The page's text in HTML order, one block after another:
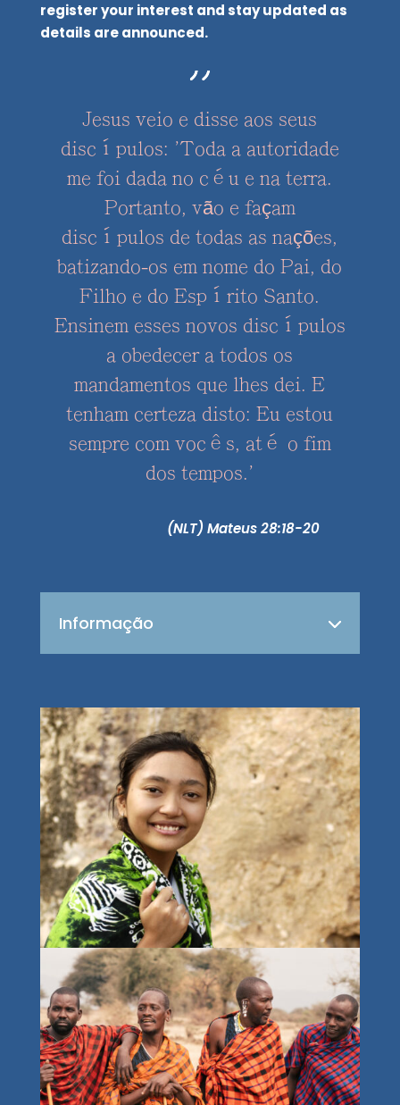
register your interest and stay updated as
details are announced.
Jesus veio e disse aos seus
discípulos: 'Toda a autoridade
me foi dada no céu e na terra.
Portanto, vão e façam
discípulos de todas as nações,
batizando-os em nome do Pai, do
Filho e do Espírito Santo.
Ensinem esses novos discípulos
a obedecer a todos os
mandamentos que lhes dei. E
tenham certeza disto: Eu estou
sempre com vocês, até o fim
dos tempos.'
(NLT) Mateus 28:18-20
Informação